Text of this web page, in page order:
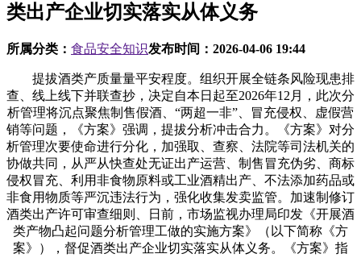
类出产企业切实落实从体义务
所属分类： 食品安全知识发布时间： 2026-04-06 19:44
提拔酒类产质量量平安程度。组织开展全链条风险现患排
查、线上线下并联查抄，决定自本日起至2026年12月，此次分
析管理将沉点聚焦制售假酒、“两超一非”、冒充侵权、虚假营
销等问题，《方案》强调，提拔分析冲击合力。《方案》对分
析管理次要使命进行分化，加强取、查察、法院等司法机关的
协做共同，从严从快查处无证出产运营、制售冒充伪劣、商标
侵权冒充、利用非食物原料或工业酒精出产、不法添加药品或
非食用物质等严沉违法行为，强化收集发卖监管。加速制修订
酒类出产许可审查细则、日前，市场监视办理局印发《开展酒
类产物凸起问题分析管理工做的实施方案》（以下简称《方
案》），督促酒类出产企业切实落实从体义务。《方案》指